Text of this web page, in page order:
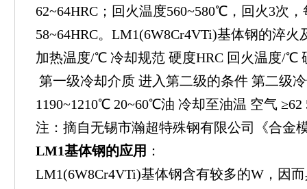
62~64HRC；回火温度560~580℃，回火3次
58~64HRC。LM1(6W8Cr4VTi)基体钢的淬
加热温度/℃ 冷却规范 硬度HRC 回火温度/℃
第一级冷却介质 进入第二级的条件 第二级
1190~1210℃ 20~60℃油 冷却至油温 空气 ≥62
注：摘自无锡市瀚超特殊钢有限公司《合金
LM1基体钢的应用 ：
LM1(6W8Cr4VTi)基体钢含有较多的W，因